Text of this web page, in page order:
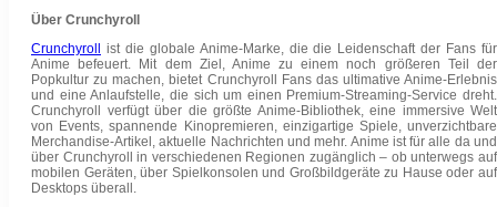
Über Crunchyroll
Crunchyroll ist die globale Anime-Marke, die die Leidenschaft der Fans für
Anime befeuert. Mit dem Ziel, Anime zu einem noch größeren Teil der
Popkultur zu machen, bietet Crunchyroll Fans das ultimative Anime-Erlebnis
und eine Anlaufstelle, die sich um einen Premium-Streaming-Service dreht.
Crunchyroll verfügt über die größte Anime-Bibliothek, eine immersive Welt
von Events, spannende Kinopremieren, einzigartige Spiele, unverzichtbare
Merchandise-Artikel, aktuelle Nachrichten und mehr. Anime ist für alle da und
über Crunchyroll in verschiedenen Regionen zugänglich – ob unterwegs auf
mobilen Geräten, über Spielkonsolen und Großbildgeräte zu Hause oder auf
Desktops überall.